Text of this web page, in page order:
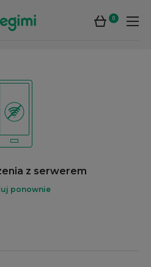
0
z serwerem
ponownie